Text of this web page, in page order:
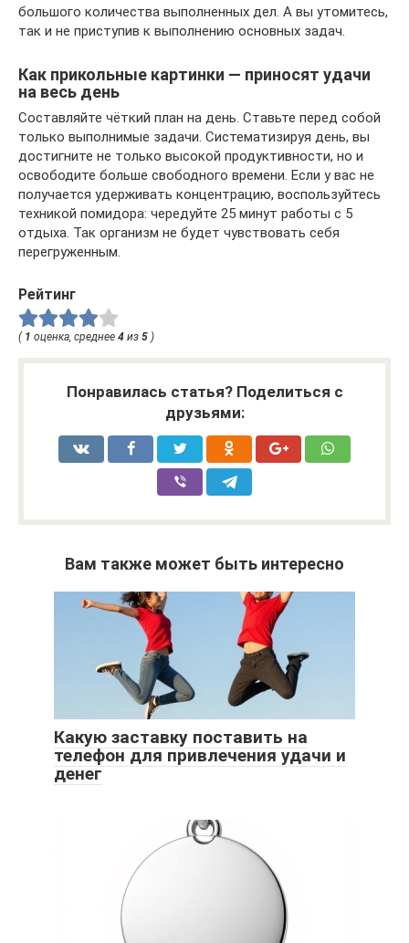
большого количества выполненных дел. А вы утомитесь,
так и не приступив к выполнению основных задач.
Как прикольные картинки — приносят удачи
на весь день
Составляйте чёткий план на день. Ставьте перед собой
только выполнимые задачи. Систематизируя день, вы
достигните не только высокой продуктивности, но и
освободите больше свободного времени. Если у вас не
получается удерживать концентрацию, воспользуйтесь
техникой помидора: чередуйте 25 минут работы с 5
отдыха. Так организм не будет чувствовать себя
перегруженным.
Рейтинг
( 1 оценка, среднее 4 из 5 )
Понравилась статья? Поделиться с
друзьями:
Вам также может быть интересно
Какую заставку поставить на
телефон для привлечения удачи и
денег